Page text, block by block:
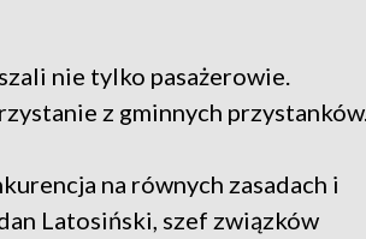
nie tylko pasażerowie.
z gminnych przystanków.
na równych zasadach i
Latosiński, szef związków